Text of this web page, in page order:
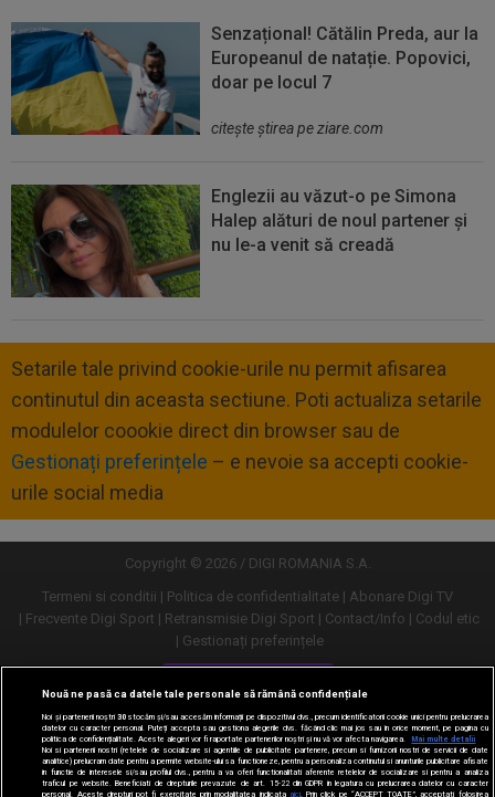
Senzațional! Cătălin Preda, aur la
Europeanul de natație. Popovici,
doar pe locul 7
citeşte ştirea pe ziare.com
Englezii au văzut-o pe Simona
Halep alături de noul partener și
nu le-a venit să creadă
Setarile tale privind cookie-urile nu permit afisarea
continutul din aceasta sectiune. Poti actualiza setarile
modulelor coookie direct din browser sau de
Gestionați preferințele – e nevoie sa accepti cookie-
urile social media
Copyright © 2026 / DIGI ROMANIA S.A.
Termeni si conditii
Politica de confidentialitate
Abonare Digi TV
Frecvente Digi Sport
Retransmisie Digi Sport Contact/Info
Codul etic
Gestionați preferințele
Versiune desktop
Nouă ne pasă ca datele tale personale să rămână confidențiale
Noi și partenerii noștri30stocăm și/sau accesăm informații pe dispozitivul dvs., precum identificatorii cookie unici pentru prelucrarea
datelor cu caracter personal. Puteți accepta sau gestiona alegerile dvs. făcând clic mai jos sau în orice moment, pe pagina cu
politica de confidențialitate. Aceste alegeri vor fi raportate partenerilor noștri și nu vă vor afecta navigarea.
Mai multe detalii
Noi si partenerii nostri (retelele de socializare si agentiile de publicitate partenere, precum si furnizorii nostri de servicii de date
analitice) prelucram date pentru a permite website-ului sa functioneze, pentru a personaliza continutul si anunturile publicitare afisate
in functie de interesele si/sau profilul dvs., pentru a va oferi functionalitati aferente retelelor de socializare si pentru a analiza
traficul pe website. Beneficiati de drepturile prevazute de art. 15-22 din GDPR in legatura cu prelucrarea datelor cu caracter
personal. Aceste drepturi pot fi exercitate prin modalitatea indicata aici. Prin click pe “ACCEPT TOATE”, acceptati folosirea